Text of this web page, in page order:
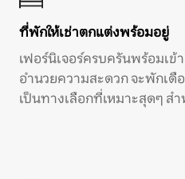
ที่พักให้เช่าตกแต่งพร้อมอยู่
เฟอร์นิเจอร์ครบครันพร้อมเข้
อำนวยความสะดวก จะพักเดื
เป็นทางเลือกที่เหมาะสุดๆ ส